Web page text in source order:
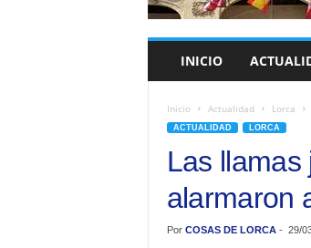
S
INICIO
Inicio Actualidad Lorca
ACTUALIDAD LORCA
Las llamas
alarmaron
Por COSAS DE LORCA- 29/